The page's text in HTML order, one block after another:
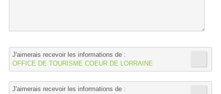
J'aimerais recevoir les informations de :
OFFICE DE TOURISME COEUR DE LORRAINE
J'aimerais recevoir les informations de :